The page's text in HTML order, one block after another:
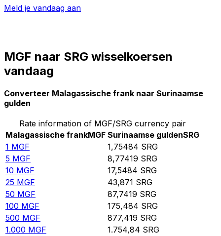
Meld je vandaag aan
MGF naar SRG wisselkoersen
vandaag
Converteer Malagassische frank naar Surinaamse
gulden
Rate information of MGF/SRG currency pair
Malagassische frankMGF Surinaamse guldenSRG
1 MGF 1,75484 SRG
5 MGF 8,77419 SRG
10 MGF 17,5484 SRG
25 MGF 43,871 SRG
50 MGF 87,7419 SRG
100 MGF 175,484 SRG
500 MGF 877,419 SRG
1.000 MGF 1.754,84 SRG